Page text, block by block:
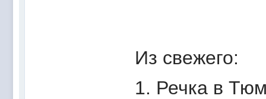
Из свежего:
1. Речка в